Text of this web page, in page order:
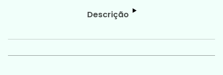
Descrição